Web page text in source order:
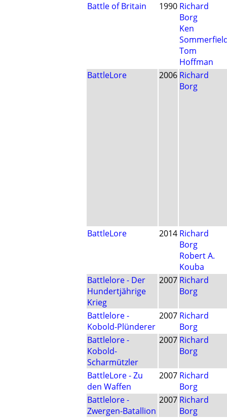
Battle of Britain 1990 Richard
Borg
Ken
Tom
Hoffman
BattleLore
2006 Richard
Borg
BattleLore 2014 Richard
Borg
Robert A.
Kouba
Battlelore - Der
Hundertjährige
Krieg
2007 Richard
Borg
Battlelore -
Kobold-Plünderer
2007 Richard
Borg
Battlelore -
Kobold-
Scharmützler
2007 Richard
Borg
BattleLore - Zu
den Waffen
2007 Richard
Borg
Battlelore -
Zwergen-Batallion
2007 Richard
Borg